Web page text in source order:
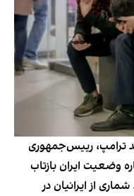
دونالد ترامپ، رییس‌جمهوری
وضعیت ایران بازتاب
از ایرانیان در